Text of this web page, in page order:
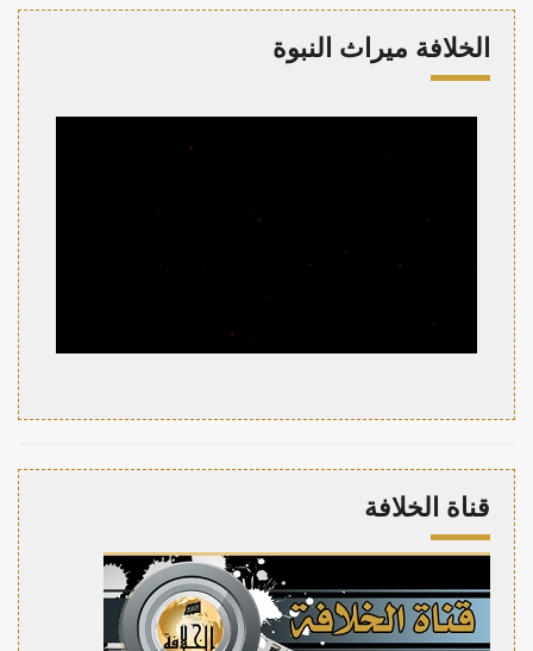
الخلافة ميراث النبوة
قناة الخلافة